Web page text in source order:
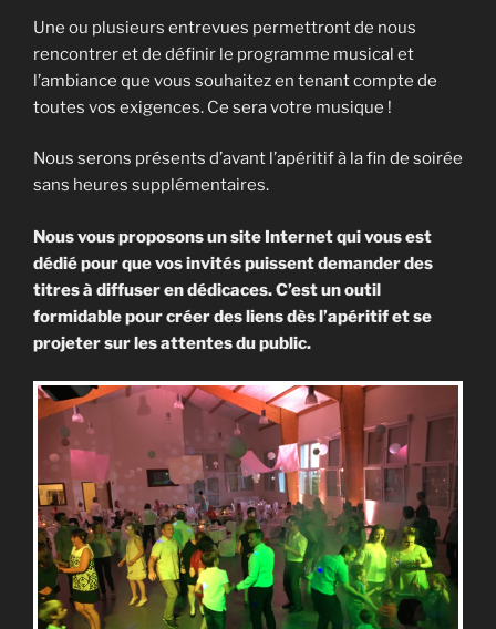
Une ou plusieurs entrevues permettront de nous
rencontrer et de définir le programme musical et
l’ambiance que vous souhaitez en tenant compte de
toutes vos exigences. Ce sera votre musique !
Nous serons présents d’avant l’apéritif à la fin de soirée
sans heures supplémentaires.
Nous vous proposons un site Internet qui vous est
dédié pour que vos invités puissent demander des
titres à diffuser en dédicaces. C’est un outil
formidable pour créer des liens dès l’apéritif et se
projeter sur les attentes du public.